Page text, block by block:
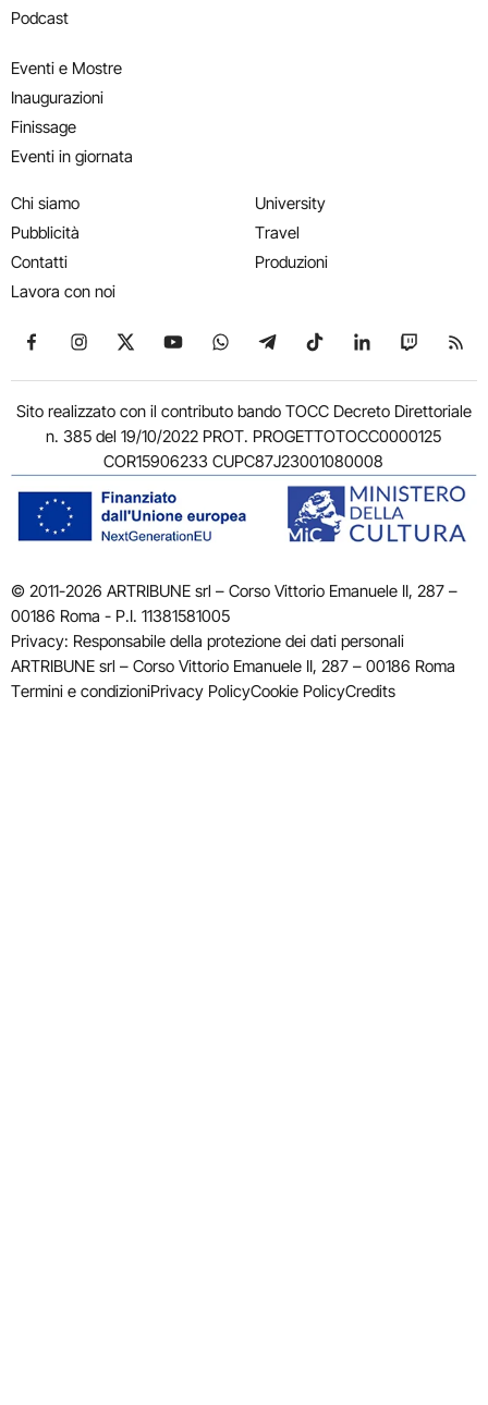
Podcast
Eventi e Mostre
Inaugurazioni
Finissage
Eventi in giornata
Chi siamo
Pubblicità
Contatti
Lavora con noi
University
Travel
Produzioni
Seguici su Facebook
Seguici su Instagram
Seguici su X
Seguici su YouTube
Seguici su WhatsApp
Seguici su Telegram
Seguici su TikTok
Seguici su
Seguici
Sito realizzato con il contributo bando TOCC Decreto Direttoriale
n. 385 del 19/10/2022 PROT. PROGETTOTOCC0000125
COR15906233 CUPC87J23001080008
© 2011-2026 ARTRIBUNE srl – Corso Vittorio Emanuele II, 287 –
00186 Roma - P.I. 11381581005
Privacy: Responsabile della protezione dei dati personali
ARTRIBUNE srl – Corso Vittorio Emanuele II, 287 – 00186 Roma
Termini e condizioniPrivacy PolicyCookie PolicyCredits